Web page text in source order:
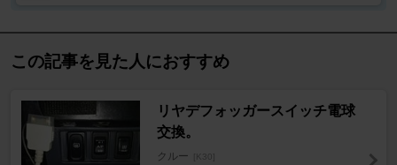
この記事を見た人におすすめ
リヤデフォッガースイッチ電球
交換。
クルー [K30]